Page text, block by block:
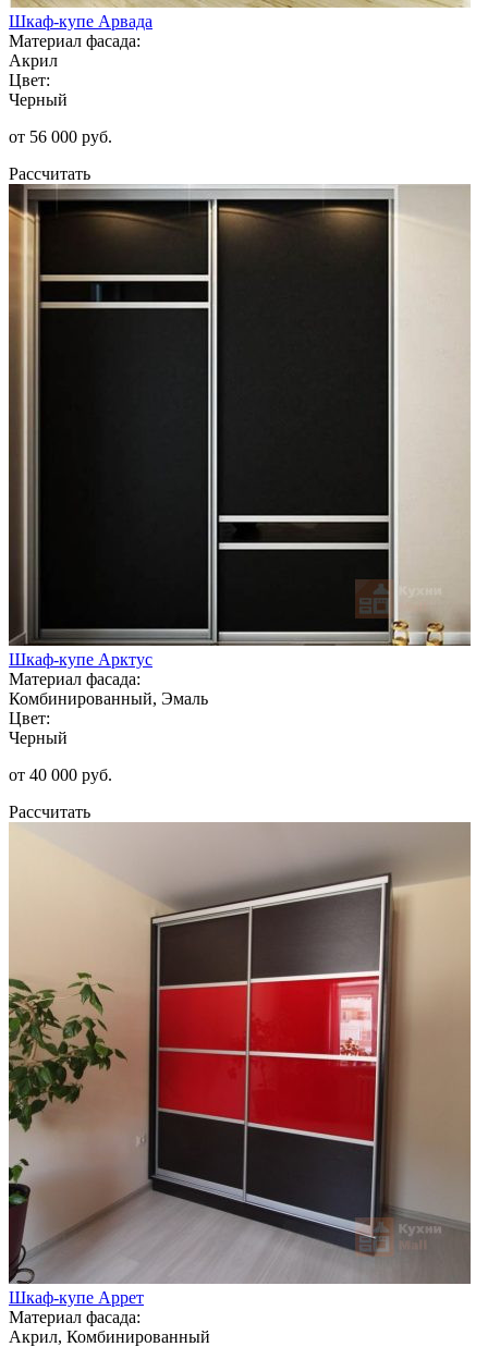
Шкаф-купе Арвада
Материал фасада:
Акрил
Цвет:
Черный
от 56 000 руб.
Рассчитать
Шкаф-купе Арктус
Материал фасада:
Комбинированный, Эмаль
Цвет:
Черный
от 40 000 руб.
Рассчитать
Шкаф-купе Аррет
Материал фасада:
Акрил, Комбинированный